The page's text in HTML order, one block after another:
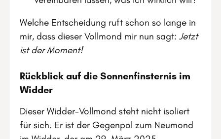
Welche Entscheidung ruft schon so lange in
mir, dass dieser Vollmond mir nun sagt: Jetzt
ist der Moment!
Rückblick auf die Sonnenfinsternis im
Widder
Dieser Widder-Vollmond steht nicht isoliert
für sich. Er ist der Gegenpol zum Neumond